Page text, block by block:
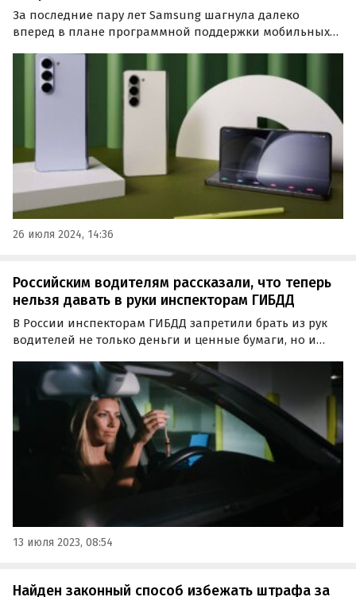
За последние пару лет Samsung шагнула далеко
вперед в плане программной поддержки мобильных
смартфонам два-три года регулярных обновлений ОС
Android, то теперь срок программной поддержки
некоторых…
26 июля 2024, 14:36
Российским водителям рассказали, что теперь
нельзя давать в руки инспекторам ГИБДД
В России инспекторам ГИБДД запретили брать из рук
водителей не только деньги и ценные бумаги, но и
порядке осуществления надзора за соблюдением
требований законодательства о безопасности
дорожного…
13 июля 2023, 08:54
Найден законный способ избежать штрафа за